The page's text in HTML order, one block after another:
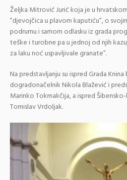
Željka Mitrović Jurić koja je u
“djevojčica u plavom kaputiću”, o
podrumu i samom odlasku iz grada
teške i turobne pa u jednoj od njih
za laku noć uspavljivale granate”.
Na predstavljanju su ispred Grada
dogradonačelnik Nikola Blažević i
Marinko Tokmakčija, a ispred
Tomislav Vrdoljak.